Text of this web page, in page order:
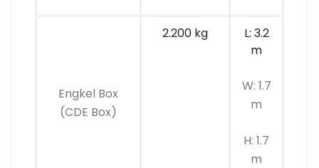
Engkel Box
(CDE Box)
2.200 kg
L: 3.2
m
W: 1.7
m
H: 1.7
m